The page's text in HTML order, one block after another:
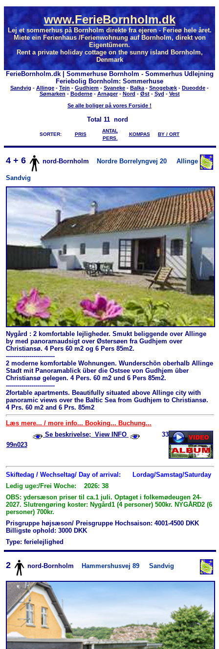
www.FerieBornholm.dk
Lej et sommerhus på Bornholm direkte fra ejeren - Ferieø hele året.
Miete ein Ferienhaus /Ferienwohnung auf Bornholm, direkt von
Eigentümern.
Rent a private holiday cottage on the sunny island Bornholm,
Denmark
FerieBornholm.dk | Sommerhuse Bornholm - Sommerhus Udlejning
Feriebolig Bornholm: Sommerhuse
Sandvig - Allinge - Tejn - Gudhjem - Svaneke - Balka - Snogebæk - Dueodde -
Sømarken - Boderne- Arnager- Nord - Øst- Syd - Vest
Se alle boliger på vores Forside !
Total 11 nord
SORTER: PRIS
ANTAL
PERS.
KOMPAS BY / ORT
4 + 6 nord-Bornholm Nordre Borrelyngvej 20 Allinge
Sandvig
Nygård : 2 komfortable lejligheder. Smukt beliggende over Allinge
by med panoramaudsigt over Østersøen fra Gudhjem over
Christiansø. 4 Pers 60 m2 og 6 Pers 85m2.
-------------------------
2 moderne komfortable Wohnungen. Wunderschön oberhalb Allinge
Stadt mit Panoramablick über die Ostsee von Gudhjem über
Christiansø gelegen. 4 Pers. 60 m2 und 6 Pers 85m2.
-------------------------
2fortable apartments. Beautifully situated above Allinge city with
panoramic views over the Baltic Sea from Gudhjem to Christiansø.
4 Prs. 60 m2 and 6 Prs. 85m2
Læs mere... / more info... Booking... Buchung...
99n023
Se beskrivelse; View INFO 33
Skiftedag / Wechseltag/ Day of arrival:
Lordag/Samstag/Saturday
Ledig uge:/Frei Woche: 2026: 38
OBS: ydersæson priser til ca.1 juli. Optaget i folkemødeugen 24-
2027. Slutrengøring koster: Nygård1 (4 personer) 500kr. NYGÅRD2 (6
personer) 700kr.
Prisgruppe højsæson/ Preisgruppe Hochsaison: 4001-4500 DKK
Billigste ophold: 3000 DKK
Type: ferielejlighed
2 nord-Bornholm Hammershusvej 89 Sandvig